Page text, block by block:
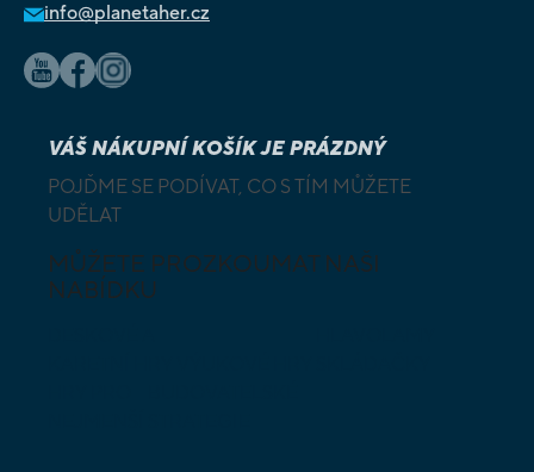
info@planetaher.cz
VÁŠ NÁKUPNÍ KOŠÍK JE PRÁZDNÝ
POJĎME SE PODÍVAT, CO S TÍM MŮŽETE
UDĚLAT
MŮŽETE PROZKOUMAT NAŠI
NABÍDKU